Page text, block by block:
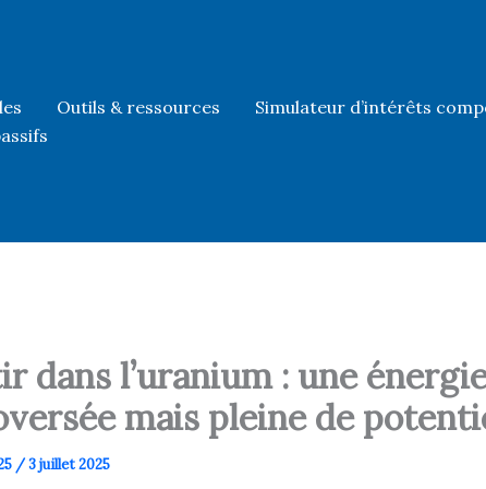
Outils & ressources Simulateur d’intérêts
dans l’uranium : une
mais pleine de
/3 juillet 2025